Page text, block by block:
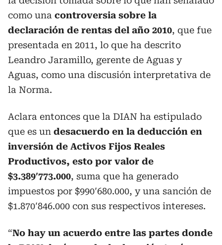
como una controversia sobre la
declaración de rentas del año 2010, que fue
presentada en 2011, lo que ha descrito
Leandro Jaramillo, gerente de Aguas y
Aguas, como una discusión interpretativa de
la Norma.
Aclara entonces que la DIAN ha estipulado
que es un desacuerdo en la deducción en
inversión de Activos Fijos Reales
Productivos, esto por valor de
$3.389′773.000, suma que ha generado
impuestos por $990′680.000, y una sanción de
$1.870′846.000 con sus respectivos intereses.
“No hay un acuerdo entre las partes donde